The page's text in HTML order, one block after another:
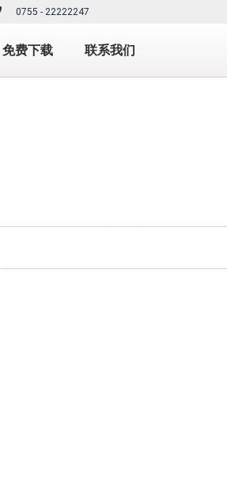
0755 - 22222247
免费下载 联系我们